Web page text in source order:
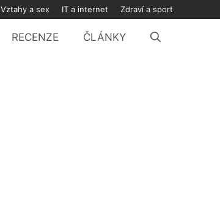
Vztahy a sex IT a internet Zdraví a sport
RECENZE ČLÁNKY